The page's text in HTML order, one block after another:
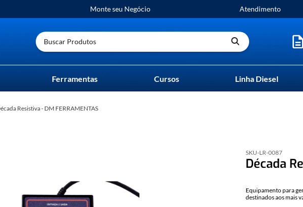
Monte seu Negócio Atendimento
Buscar Produtos
Cursos Linha Diesel
Ferramentas
Década Resistiva - DM FERRAMENTAS
SKU-LR-0087
Década
Equipamento para
destinados aos mais